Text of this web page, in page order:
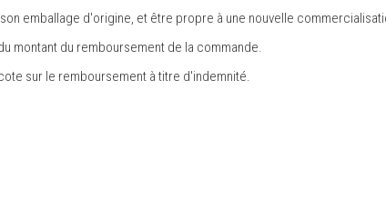
emballage d'origine, et être propre à une nouvelle
montant du remboursement de la commande.
sur le remboursement à titre d'indemnité.